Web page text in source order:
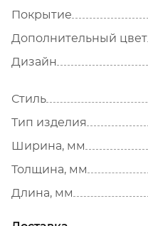
Покрытие
Дополнительный цвет
Дизайн
Стиль
Тип изделия
Ширина, мм
Толщина, мм
Длина, мм